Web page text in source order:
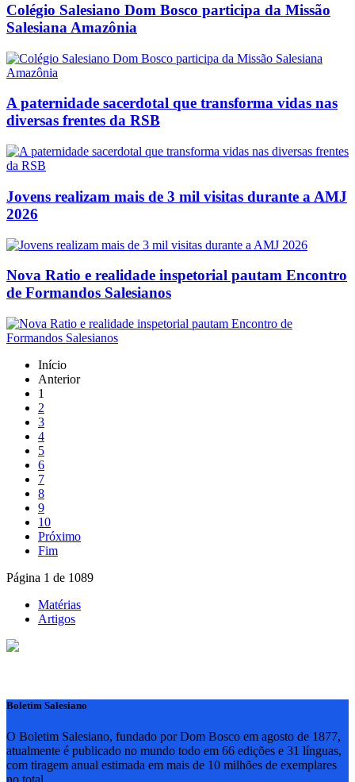
Colégio Salesiano Dom Bosco participa da Missão
Salesiana Amazônia
A paternidade sacerdotal que transforma vidas nas
diversas frentes da RSB
Jovens realizam mais de 3 mil visitas durante a AMJ
2026
Nova Ratio e realidade inspetorial pautam Encontro
de Formandos Salesianos
Início
Anterior
1
2
3
4
5
6
7
8
9
10
Próximo
Fim
Página 1 de 1089
Matérias
Artigos
Boletim Salesiano
O Boletim Salesiano, fundado por Dom Bosco em agosto de 1877,
atualmente é publicado no mundo todo em 66 edições e 31 línguas,
com tiragem anual estimada em mais de 10 milhões de exemplares